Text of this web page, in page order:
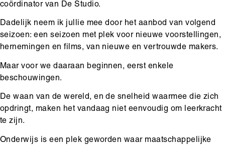
coördinator van De Studio.
Dadelijk neem ik jullie mee door het aanbod van volgend
seizoen: een seizoen met plek voor nieuwe voorstellingen,
hernemingen en films, van nieuwe en vertrouwde makers.
Maar voor we daaraan beginnen, eerst enkele
beschouwingen.
De waan van de wereld, en de snelheid waarmee die zich
opdringt, maken het vandaag niet eenvoudig om leerkracht
te zijn.
Onderwijs is een plek geworden waar maatschappelijke